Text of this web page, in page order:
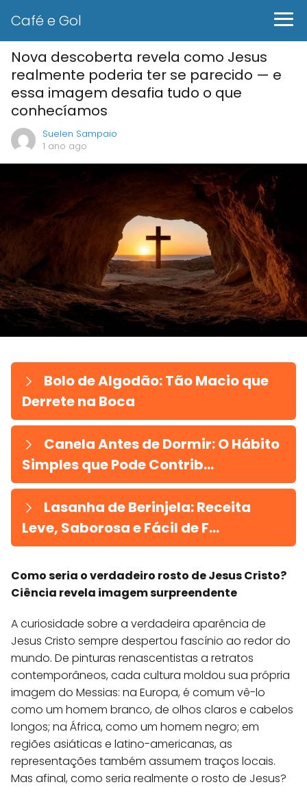
Café e Gol
Nova descoberta revela como Jesus
realmente poderia ter se parecido — e
essa imagem desafia tudo o que
conhecíamos
Suelen Sampaio
1 ano ago
Bolo de Algodão: Tão Macio que
Derrete na Boca
Canela Antes de Dormir: O Hábito
Simples que Pode Contrib...
Lasanha de Berinjela: Receita
Leve, Saborosa e Fácil de F...
Como seria o verdadeiro rosto de Jesus Cristo?
Ciência revela imagem surpreendente
A curiosidade sobre a verdadeira aparência de
Jesus Cristo sempre despertou fascínio ao redor do
mundo. De pinturas renascentistas a retratos
contemporâneos, cada cultura moldou sua própria
imagem do Messias: na Europa, é comum vê-lo
como um homem branco, de olhos claros e cabelos
longos; na África, como um homem negro; em
regiões asiáticas e latino-americanas, as
representações também assumem traços locais.
Mas afinal, como seria realmente o rosto de Jesus?